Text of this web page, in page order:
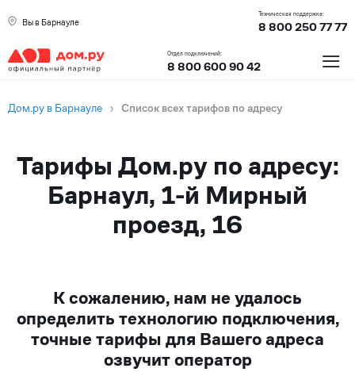
Вы в Барнауле
Техническая поддержка:
8 800 250 77 77
Отдел подключений:
8 800 600 90 42 ≡
Дом.ру в Барнауле › Список всех тарифов по адресу
Тарифы Дом.ру по адресу:
Барнаул, 1-й Мирный
проезд, 16
К сожалению, нам не удалось
определить технологию подключения,
точные тарифы для Вашего адреса
озвучит оператор